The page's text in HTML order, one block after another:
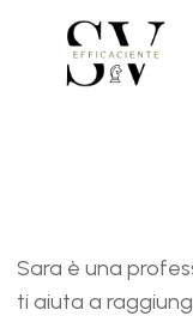
Sara è una
ti aiuta a